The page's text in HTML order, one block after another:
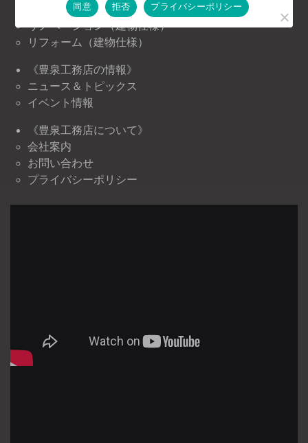
注文住宅（建物仕様）
リノベーション（建物仕様）
リフォーム（建物仕様）
《豊泉工務店の情報》
ニュース＆トピックス
イベント情報
《豊泉工務店について》
会社案内
お問い合わせ
プライバシーポリシー
同意
拒否 プライバシーポリシー